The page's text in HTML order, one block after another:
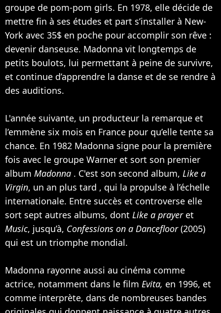
groupe de pom-pom girls. En 1978, elle décide de
mettre fin à ses études et part s’installer à New-
York avec 35$ en poche pour accomplir son rêve :
devenir danseuse. Madonna vit longtemps de
petits boulots, lui permettant à peine de survivre,
et continue d’apprendre la danse et de se rendre à
des auditions.
L'année suivante, un producteur la remarque et
l’emmène six mois en France pour qu’elle tente sa
chance. En 1982 Madonna signe pour la première
fois avec le groupe Warner et sort son premier
album Madonna . C'est son second album, Like a
Virgin, un an plus tard , qui la propulse à l’échelle
internationale. Entre succès et controverse elle
sort sept autres albums, dont Like a prayer et
Music, jusqu’à, Confessions on a Dancefloor(2005)
qui est un triomphe mondial.
Madonna rayonne aussi au cinéma comme
actrice, notamment dans le film Evita, en 1996, et
comme interprète, dans de nombreuses bandes